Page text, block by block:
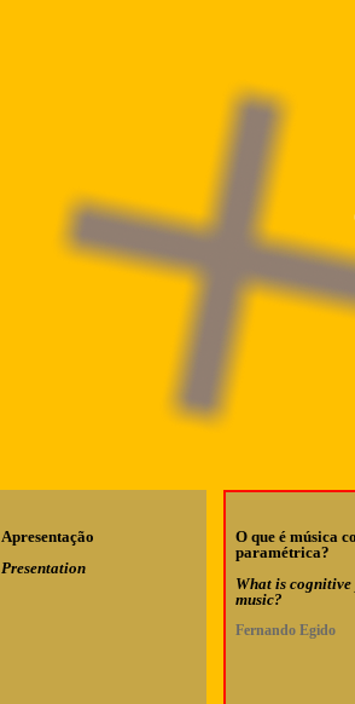
Apresentação
Presentation
O que é música
paramétrica?
What is
music?
Fernando Egido